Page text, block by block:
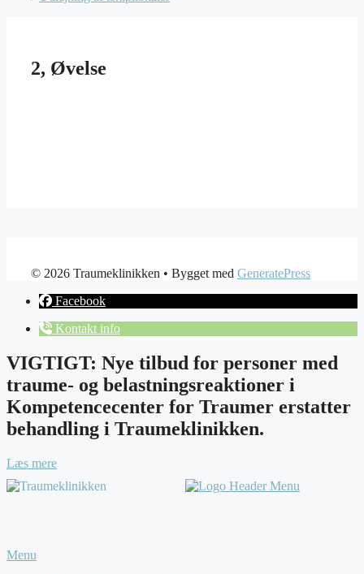
2, Øvelse
© 2026 Traumeklinikken • Bygget med GeneratePress
Facebook
Kontakt info
VIGTIGT: Nye tilbud for personer med
traume- og belastningsreaktioner i
Kompetencecenter for Traumer erstatter
behandling i Traumeklinikken.
Læs mere
Menu